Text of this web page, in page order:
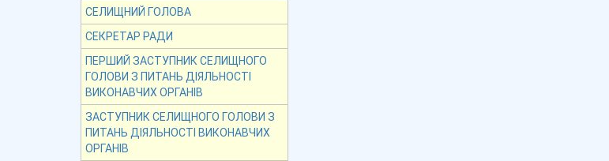
СЕЛИЩНИЙ ГОЛОВА
СЕКРЕТАР РАДИ
ПЕРШИЙ ЗАСТУПНИК СЕЛИЩНОГО
ГОЛОВИ З ПИТАНЬ ДІЯЛЬНОСТІ
ВИКОНАВЧИХ ОРГАНІВ
ЗАСТУПНИК СЕЛИЩНОГО ГОЛОВИ З
ПИТАНЬ ДІЯЛЬНОСТІ ВИКОНАВЧИХ
ОРГАНІВ